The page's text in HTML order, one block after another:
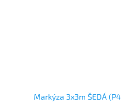
Markýza 3x3m ŠEDÁ